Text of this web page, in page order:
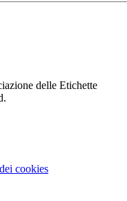
delle Etichette
cookies